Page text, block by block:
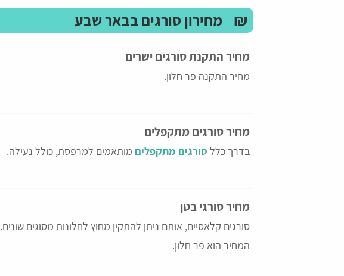
₪ מחירון סורגים בבאר שבע
מחיר התקנת סורגים ישרים
מחיר התקנה פר חלון.
מחיר סורגים מתקפלים
בדרך כלל סורגים מתקפלים מותאמים למרפסת, כולל נעילה.
מחיר סורגי בטן
סורגים קלאסיים, אותם ניתן להתקין מחוץ לחלונות מסוגים שונים.
המחיר הוא פר חלון.